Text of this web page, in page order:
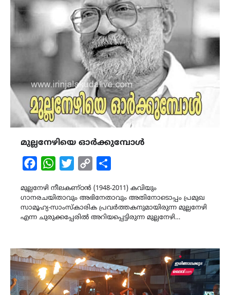
മുല്ലനേഴിയെ ഓർക്കുമ്പോൾ
FacebookWhatsAppTwitterCopy
മുല്ലനേഴി നീലകണ്ഠൻ (1948-2011) കവിയും
ഗാനരചയിതാവും അഭിനേതാവും അതിനോടൊപ്പം പ്രമുഖ
സാമൂഹ്യ-സാംസ്കാരിക പ്രവർത്തകനുമായിരുന്ന മുല്ലനേഴി
എന്ന ചുരുക്കപ്പേരിൽ അറിയപ്പെട്ടിരുന്ന മുല്ലനേഴി…